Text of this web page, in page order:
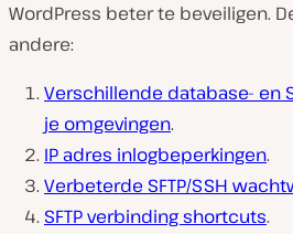
WordPress beter te beveiligen.
andere:
Verschillende database- en
je omgevingen.
IP adres inlogbeperkingen.
Verbeterde SFTP/SSH
SFTP verbinding shortcuts.